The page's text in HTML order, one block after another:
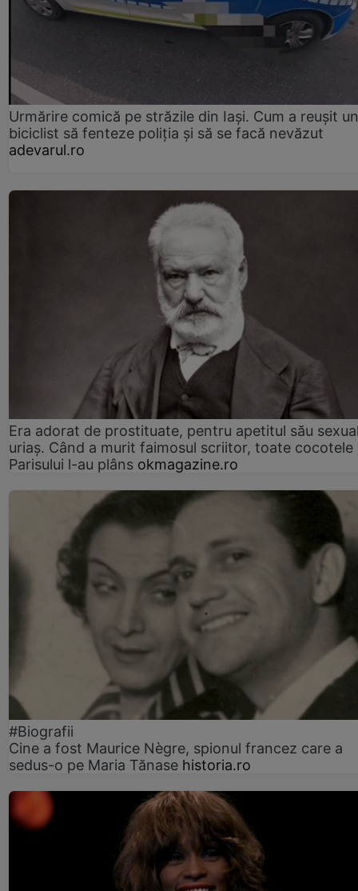
Urmărire comică pe străzile din Iași. Cum a reușit un
biciclist să fenteze poliția și să se facă nevăzut
adevarul.ro
Era adorat de prostituate, pentru apetitul său
uriaș. Când a murit faimosul scriitor, toate cocotele
Parisului l-au plâns okmagazine.ro
#Biografii
Cine a fost Maurice Nègre, spionul francez care a
sedus-o pe Maria Tănase historia.ro